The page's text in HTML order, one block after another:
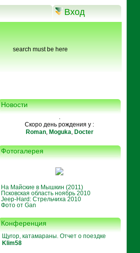
Вход
search must be here
Новости
.
Скоро день рождения у :
Roman, Moguka, Docter
Фотогалерея
На Майские в Мышкин (2011)
Псковская область ноябрь 2010
Jeep-Hard: Стрельчиха 2010
Фото от Gan
Конференция
Щугор, катамараны. Отчет о поездке
Klim58